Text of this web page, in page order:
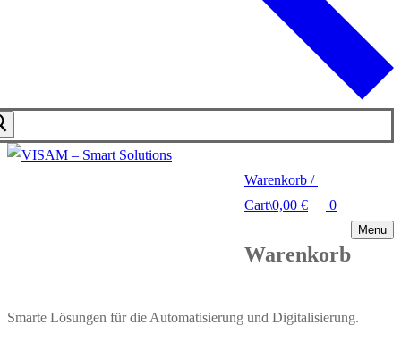
Warenkorb /
Cart\0,00 € 0
Warenkorb
Menu
Smarte Lösungen für die Automatisierung und Digitalisierung.